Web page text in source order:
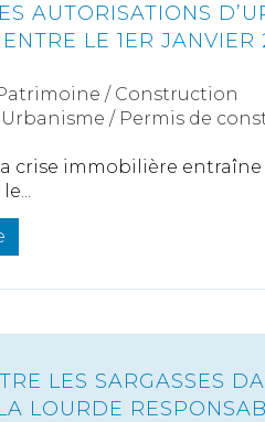
AUTORISATIONS
LE 1ER JANVIER
/ Construction
Urbanisme / Permis de
crise immobilière
LES SARGASSES
LOURDE